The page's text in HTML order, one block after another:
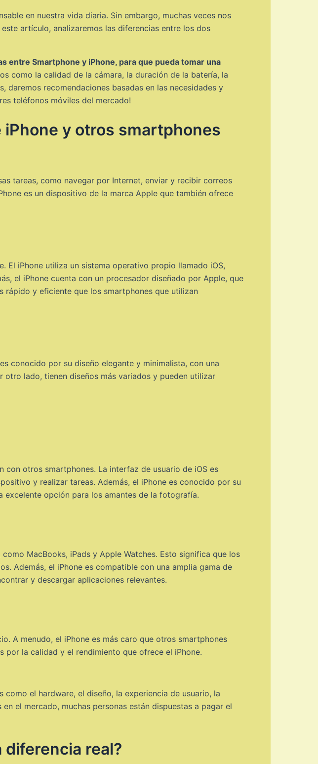
en nuestra vida diaria. Sin embargo, muchas veces nos
artículo, analizaremos las diferencias entre los dos
entre Smartphone y iPhone, para que pueda tomar una
como la calidad de la cámara, la duración de la batería, la
recomendaciones basadas en las necesidades y
teléfonos móviles del mercado!
y otros smartphones
tareas, como navegar por Internet, enviar y recibir correos
es un dispositivo de la marca Apple que también ofrece
El iPhone utiliza un sistema operativo propio llamado iOS,
el iPhone cuenta con un procesador diseñado por Apple, que
rápido y eficiente que los smartphones que utilizan
conocido por su diseño elegante y minimalista, con una
lado, tienen diseños más variados y pueden utilizar
con otros smartphones. La interfaz de usuario de iOS es
y realizar tareas. Además, el iPhone es conocido por su
opción para los amantes de la fotografía.
MacBooks, iPads y Apple Watches. Esto significa que los
Además, el iPhone es compatible con una amplia gama de
y descargar aplicaciones relevantes.
A menudo, el iPhone es más caro que otros smartphones
por la calidad y el rendimiento que ofrece el iPhone.
el hardware, el diseño, la experiencia de usuario, la
el mercado, muchas personas están dispuestas a pagar el
diferencia real?